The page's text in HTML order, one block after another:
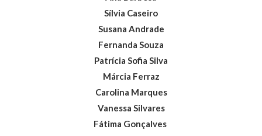
Sílvia Caseiro
Susana Andrade
Fernanda Souza
Patrícia Sofia Silva
Márcia Ferraz
Carolina Marques
Vanessa Silvares
Fátima Gonçalves